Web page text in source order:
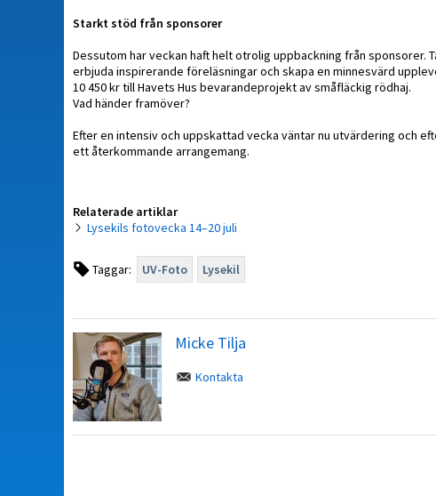
Starkt stöd från sponsorer
Dessutom har veckan haft helt otrolig uppbackning från
erbjuda inspirerande föreläsningar och skapa en minnesvärd
10 450 kr till Havets Hus bevarandeprojekt av småfläckig rödhaj.
Vad händer framöver?
Efter en intensiv och uppskattad vecka väntar nu utvärdering och
ett återkommande arrangemang.
Relaterade artiklar
Lysekils fotovecka 14–20 juli
Taggar: UV-Foto Lysekil
Micke Tilja
Kontakta